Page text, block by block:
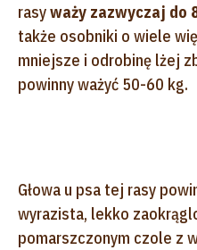
rasyważy zazwyczaj do
także osobniki o wiele
mniejsze i odrobinę lżej
powinny ważyć 50-60 kg.
Głowa u psa tej rasy
wyrazista, lekko
pomarszczonym czole z